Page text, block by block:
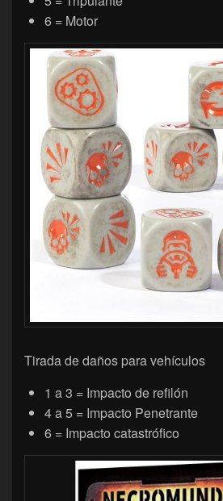
6 = Motor
Tirada de daños para vehículos
1 a 3 = Impacto de refilón
4 a 5 = Impacto Penetrante
6 = Impacto catastrófico